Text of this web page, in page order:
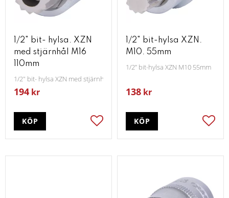
1/2" bit- hylsa. XZN
med stjärnhål M16
110mm
1/2" bit- hylsa XZN med stjärnhål M16 110mm
194 kr
Lägg till i favoriter
KÖP
1/2" bit-hylsa XZN.
M10. 55mm
1/2” bit-hylsa XZN M10 55mm
138 kr
KÖP